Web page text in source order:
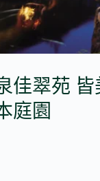
佳翠苑
庭園